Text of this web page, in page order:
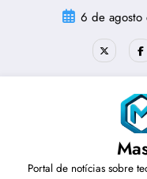
6 de
Portal de notícias sobre